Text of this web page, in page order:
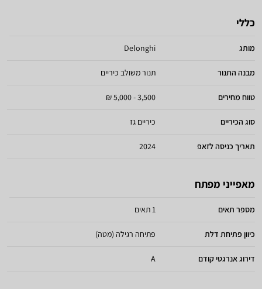
כללי
מותג Delonghi
מבנה התנור תנור משולב כיריים
טווח מחירים 3,500 - 5,000 ₪
סוג הכיריים כיריים גז
תאריך כניסה לזאפ 2024
מאפייני מפתח
מספר תאים 1 תאים
כיוון פתיחת דלת פתיחה רגילה (מטה)
דירוג אנרגטי קודם A